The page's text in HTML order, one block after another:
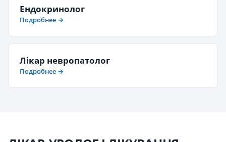
Ендокринолог
Подробнее →
Лікар невропатолог
Подробнее →